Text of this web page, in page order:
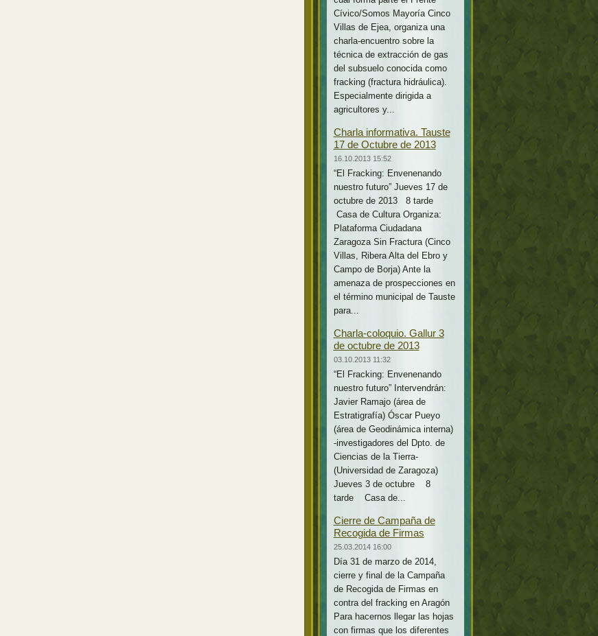
Cívico/Somos Mayoría Cinco
Villas de Ejea, organiza una
charla-encuentro sobre la
técnica de extracción de gas
del subsuelo conocida como
fracking (fractura hidráulica).
Especialmente dirigida a
agricultores y...
Charla informativa. Tauste
17 de Octubre de 2013
16.10.2013 15:52
“El Fracking: Envenenando
nuestro futuro” Jueves 17 de
octubre de 2013 8 tarde
Casa de Cultura Organiza:
Plataforma Ciudadana
Zaragoza Sin Fractura (Cinco
Villas, Ribera Alta del Ebro y
Campo de Borja) Ante la
amenaza de prospecciones en
el término municipal de Tauste
para...
Charla-coloquio. Gallur 3
de octubre de 2013
03.10.2013 11:32
“El Fracking: Envenenando
nuestro futuro” Intervendrán:
Javier Ramajo (área de
Estratigrafía) Óscar Pueyo
(área de Geodinámica interna)
-investigadores del Dpto. de
Ciencias de la Tierra-
(Universidad de Zaragoza)
Jueves 3 de octubre 8
tarde Casa de...
Cierre de Campaña de
Recogida de Firmas
25.03.2014 16:00
Día 31 de marzo de 2014,
cierre y final de la Campaña
de Recogida de Firmas en
contra del fracking en Aragón
Para hacernos llegar las hojas
con firmas que los diferentes